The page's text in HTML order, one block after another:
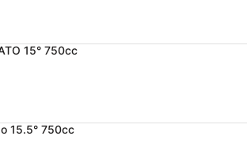
15° 750cc
15.5° 750cc